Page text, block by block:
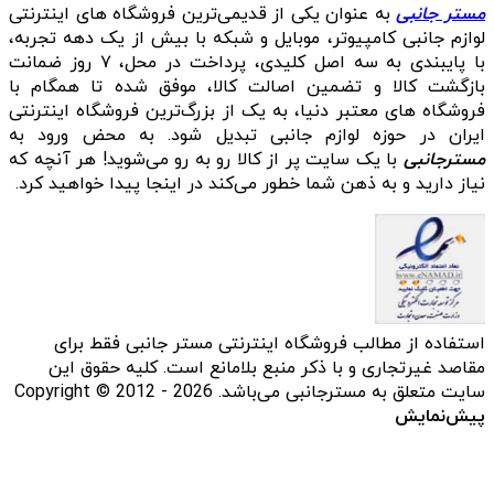
مستر جانبیبه عنوان یکی از قدیمی‌ترین فروشگاه های اینترنتی
لوازم جانبی کامپیوتر، موبایل و شبکه با بیش از یک دهه تجربه،
با پایبندی به سه اصل کلیدی، پرداخت در محل، ۷ روز ضمانت
بازگشت کالا و تضمین اصالت کالا، موفق شده تا همگام با
فروشگاه‌ های معتبر دنیا، به یک از بزرگ‌ترین فروشگاه اینترنتی
ایران در حوزه لوازم جانبی تبدیل شود. به محض ورود به
مسترجانبی با یک سایت پر از کالا رو به رو می‌شوید! هر آنچه که
نیاز دارید و به ذهن شما خطور می‌کند در اینجا پیدا خواهید کرد.
استفاده از مطالب فروشگاه اینترنتی مستر جانبی فقط برای
مقاصد غیرتجاری و با ذکر منبع بلامانع است. کلیه حقوق این
سایت متعلق به مسترجانبی می‌باشد. Copyright © 2012 - 2026
پیش‌نمایش